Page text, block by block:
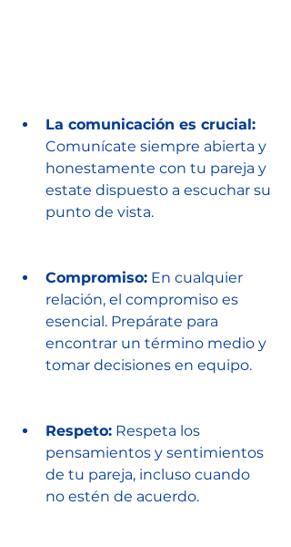
La comunicación es crucial:
Comunícate siempre abierta y
honestamente con tu pareja y
estate dispuesto a escuchar su
punto de vista.
Compromiso: En cualquier
relación, el compromiso es
esencial. Prepárate para
encontrar un término medio y
tomar decisiones en equipo.
Respeto: Respeta los
pensamientos y sentimientos
de tu pareja, incluso cuando
no estén de acuerdo.